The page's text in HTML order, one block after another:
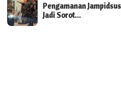
Pengamanan
Jadi Sorot…